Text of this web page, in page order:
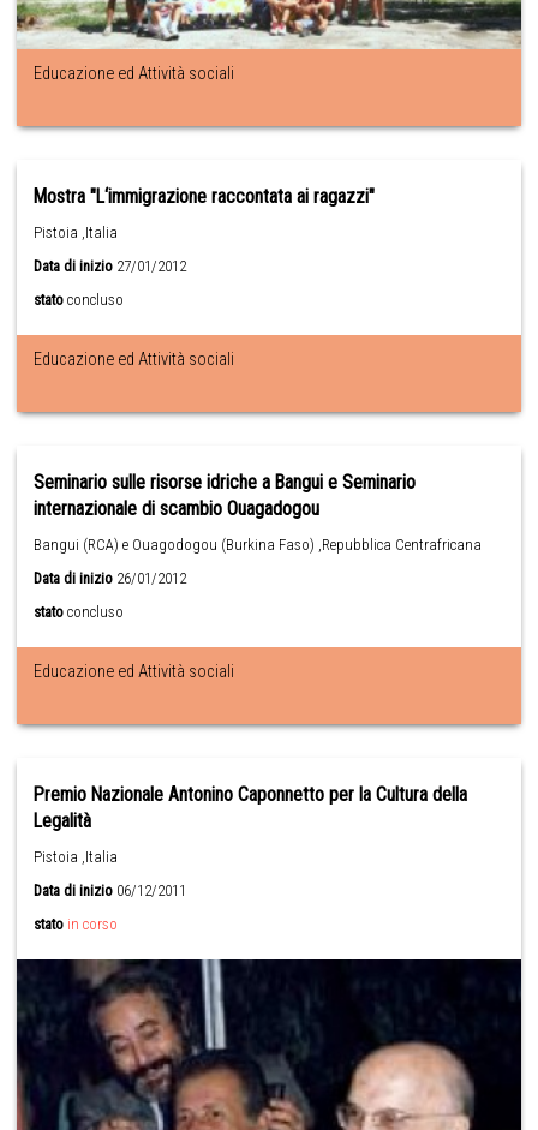
Educazione ed Attività sociali
Mostra "L‘immigrazione raccontata ai ragazzi"
Pistoia ,Italia
Data di inizio 27/01/2012
stato concluso
Educazione ed Attività sociali
Seminario sulle risorse idriche a Bangui e Seminario
internazionale di scambio Ouagadogou
Bangui (RCA) e Ouagodogou (Burkina Faso) ,Repubblica Centrafricana
Data di inizio 26/01/2012
stato concluso
Educazione ed Attività sociali
Premio Nazionale Antonino Caponnetto per la Cultura della
Legalità
Pistoia ,Italia
Data di inizio 06/12/2011
stato in corso